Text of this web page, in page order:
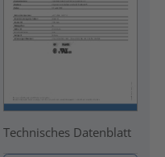
Technisches Datenblatt